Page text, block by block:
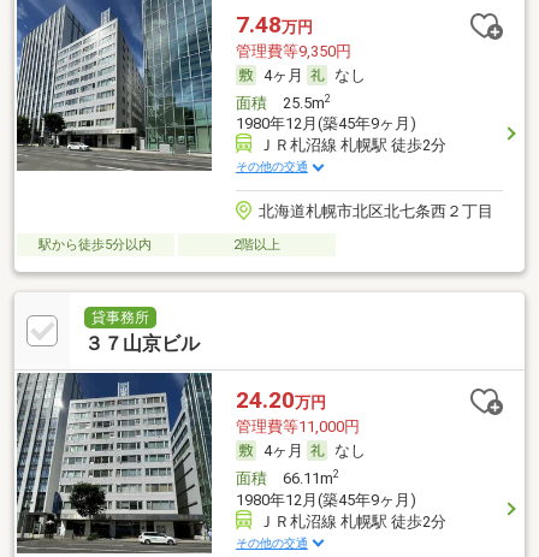
7.48万円
管理費等9,350円
4ヶ月
なし
面積25.5m2
1980年12月(築45年9ヶ月)
ＪＲ札沼線 札幌駅 徒歩2分
その他の交通
北海道札幌市北区北七条西２丁目
駅から徒歩5分以内 2階以上
貸事務所
３７山京ビル
24.20万円
管理費等11,000円
4ヶ月
なし
面積66.11m2
1980年12月(築45年9ヶ月)
ＪＲ札沼線 札幌駅 徒歩2分
その他の交通